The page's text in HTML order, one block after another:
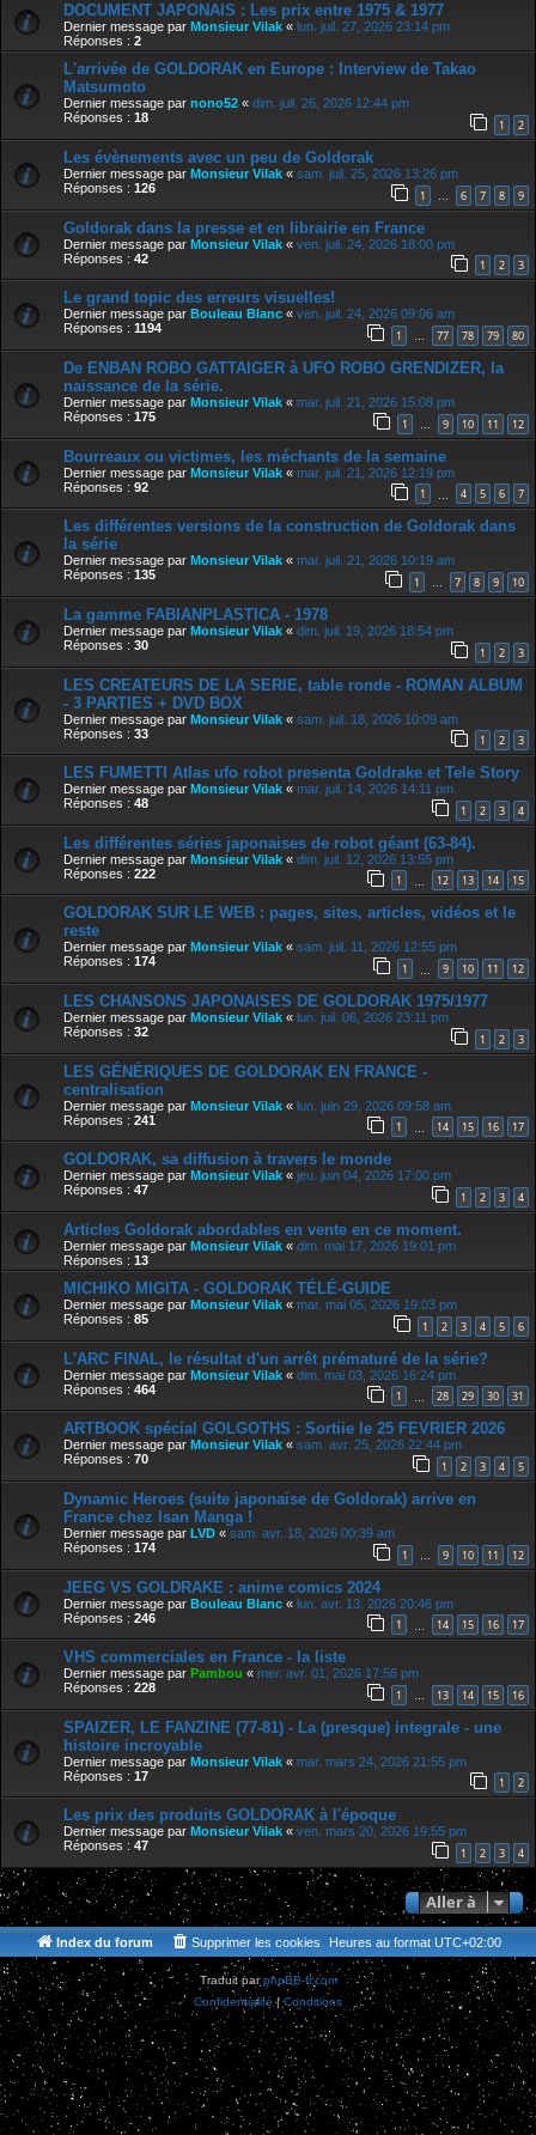
DOCUMENT JAPONAIS : Les prix entre 1975 & 1977
Dernier message par Monsieur Vilak « lun. juil. 27, 2026 23:14 pm
Réponses : 2
L'arrivée de GOLDORAK en Europe : Interview de Takao
Matsumoto
Dernier message par nono52 « dim. juil. 26, 2026 12:44 pm
Réponses : 18 1 2
Les évènements avec un peu de Goldorak
Dernier message par Monsieur Vilak « sam. juil. 25, 2026 13:26 pm
Réponses : 126 1 … 6 7 8 9
Goldorak dans la presse et en librairie en France
Dernier message par Monsieur Vilak « ven. juil. 24, 2026 18:00 pm
Réponses : 42 1 2 3
Le grand topic des erreurs visuelles!
Dernier message par Bouleau Blanc « ven. juil. 24, 2026 09:06 am
Réponses : 1194 1 … 77 78 79 80
De ENBAN ROBO GATTAIGER à UFO ROBO GRENDIZER, la
naissance de la série.
Dernier message par Monsieur Vilak « mar. juil. 21, 2026 15:08 pm
Réponses : 175 1 … 9 10 11 12
Bourreaux ou victimes, les méchants de la semaine
Dernier message par Monsieur Vilak « mar. juil. 21, 2026 12:19 pm
Réponses : 92 1 4 5 6 7
Les différentes versions de la construction de Goldorak dans
la série
Dernier message par Monsieur Vilak « mar. juil. 21, 2026 10:19 am
Réponses : 135 1 … 7 8 9 10
La gamme FABIANPLASTICA - 1978
Dernier message par Monsieur Vilak « dim. juil. 19, 2026 18:54 pm
Réponses : 30 1 2 3
LES CREATEURS DE LA SERIE, table ronde - ROMAN ALBUM
- 3 PARTIES + DVD BOX
Dernier message par Monsieur Vilak « sam. juil. 18, 2026 10:09 am
Réponses : 33 1 2 3
LES FUMETTI Atlas ufo robot presenta Goldrake et Tele Story
Dernier message par Monsieur Vilak « mar. juil. 14, 2026 14:11 pm
Réponses : 48 1 2 3 4
Les différentes séries japonaises de robot géant (63-84).
Dernier message par Monsieur Vilak « dim. juil. 12, 2026 13:55 pm
Réponses : 222 1 12 13 14 15
GOLDORAK SUR LE WEB : pages, sites, articles, vidéos et le
reste
Dernier message par Monsieur Vilak « sam. juil. 11, 2026 12:55 pm
Réponses : 174 1 9 10 11 12
LES CHANSONS JAPONAISES DE GOLDORAK 1975/1977
Dernier message par Monsieur Vilak « lun. juil. 06, 2026 23:11 pm
Réponses : 32 1 2 3
LES GÉNÉRIQUES DE GOLDORAK EN FRANCE -
centralisation
Dernier message par Monsieur Vilak « lun. juin 29, 2026 09:58 am
Réponses : 241 1 14 15 16 17
GOLDORAK, sa diffusion à travers le monde
Dernier message par Monsieur Vilak « jeu. juin 04, 2026 17:00 pm
Réponses : 47 1 2 3 4
Articles Goldorak abordables en vente en ce moment.
Dernier message par Monsieur Vilak « dim. mai 17, 2026 19:01 pm
Réponses : 13
MICHIKO MIGITA - GOLDORAK TÉLÉ-GUIDE
Dernier message par Monsieur Vilak « mar. mai 05, 2026 19:03 pm
Réponses : 85 1 2 3 4 5 6
L'ARC FINAL, le résultat d'un arrêt prématuré de la série?
Dernier message par Monsieur Vilak « dim. mai 03, 2026 16:24 pm
Réponses : 464 1 28 29 30 31
ARTBOOK spécial GOLGOTHS : Sortiie le 25 FEVRIER 2026
Dernier message par Monsieur Vilak « sam. avr. 25, 2026 22:44 pm
Réponses : 70 1 2 3 4 5
Dynamic Heroes (suite japonaise de Goldorak) arrive en
France chez Isan Manga !
Dernier message par LVD « sam. avr. 18, 2026 00:39 am
Réponses : 174 1 … 9 10 11 12
JEEG VS GOLDRAKE : anime comics 2024
Dernier message par Bouleau Blanc « lun. avr. 13, 2026 20:46 pm
Réponses : 246 1 14 15 16 17
VHS commerciales en France - la liste
Dernier message par Pambou « mer. avr. 01, 2026 17:56 pm
Réponses : 228 1 … 13 14 15 16
SPAIZER, LE FANZINE (77-81) - La (presque) integrale - une
histoire incroyable
Dernier message par Monsieur Vilak « mar. mars 24, 2026 21:55 pm
Réponses : 17 1 2
Les prix des produits GOLDORAK à l'époque
Dernier message par Monsieur Vilak « ven. mars 20, 2026 19:55 pm
Réponses : 47 1 2 3 4
Aller à
Index du forum Heures au format UTC+02:00
Supprimer les cookies
Traduit parphpBB-fr.com
Confidentialité |Conditions